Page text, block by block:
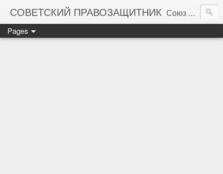
СОВЕТСКИЙ ПРАВОЗАЩИТНИК Союз правозащитников СССР. Правовая помощь гражданам Советского Союза
Pages